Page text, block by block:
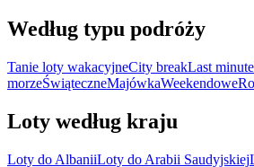
Według typu podróży
Tanie loty wakacyjneCity breakLast minute
morzeŚwiąteczneMajówkaWeekendowe
Loty według kraju
Loty do AlbaniiLoty do Arabii Saudyjskiej